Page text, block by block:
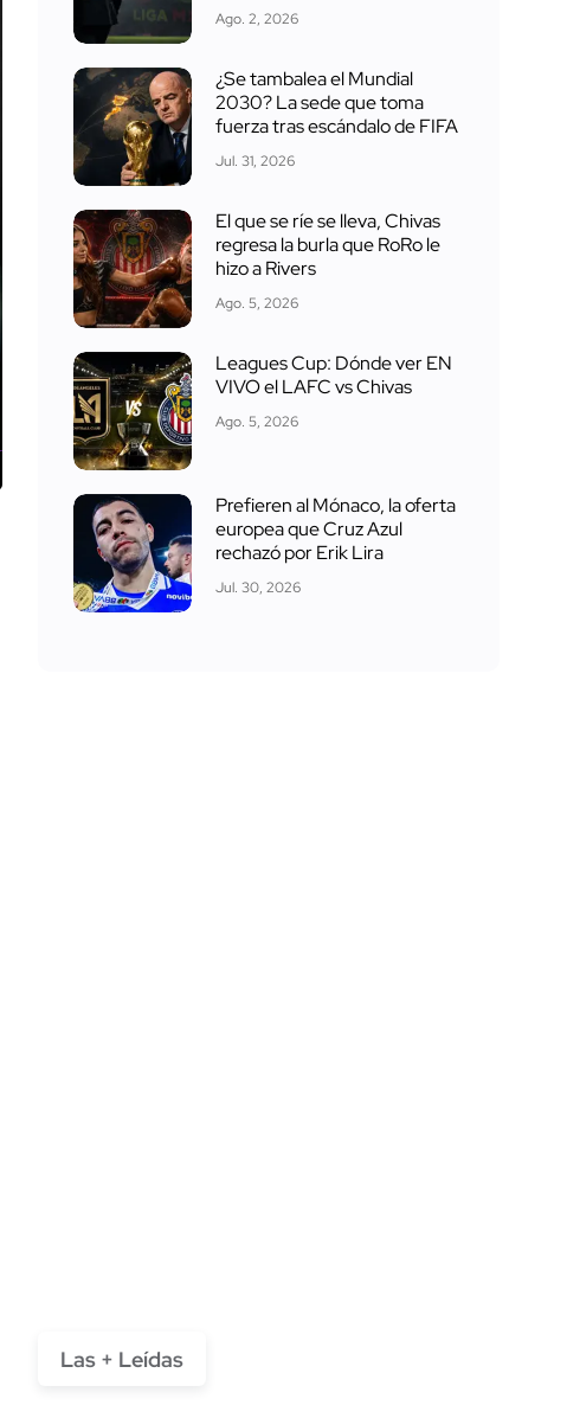
Ago. 2, 2026
¿Se tambalea el Mundial
2030? La sede que toma
fuerza tras escándalo de FIFA
Jul. 31, 2026
El que se ríe se lleva, Chivas
regresa la burla que RoRo le
hizo a Rivers
Ago. 5, 2026
Leagues Cup: Dónde ver EN
VIVO el LAFC vs Chivas
Ago. 5, 2026
Prefieren al Mónaco, la oferta
europea que Cruz Azul
rechazó por Erik Lira
Jul. 30, 2026
Las + Leídas